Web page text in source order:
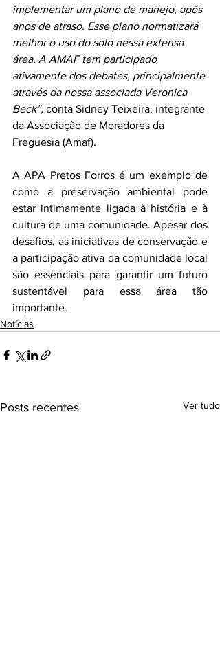
implementar um plano de manejo, após
anos de atraso. Esse plano normatizará
melhor o uso do solo nessa extensa
área. A AMAF tem participado
ativamente dos debates, principalmente
através da nossa associada Veronica
Beck”, conta Sidney Teixeira, integrante
da Associação de Moradores da
Freguesia (Amaf).
A APA Pretos Forros é um exemplo de
como a preservação ambiental pode
estar intimamente ligada à história e à
cultura de uma comunidade. Apesar dos
desafios, as iniciativas de conservação e
a participação ativa da comunidade local
são essenciais para garantir um futuro
sustentável para essa área tão
importante.
Notícias
Posts recentes Ver tudo